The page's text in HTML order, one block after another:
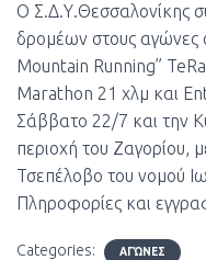
Ο Σ.Δ.Υ.Θεσσαλονίκης
δρομέων στους αγώνες
Mountain Running”
Marathon 21 χλμ και
Σάββατο 22/7 και την
περιοχή του Ζαγορίου,
Τσεπέλοβο του νομού
Πληροφορίες και
Categories: ΑΓΏΝΕΣ